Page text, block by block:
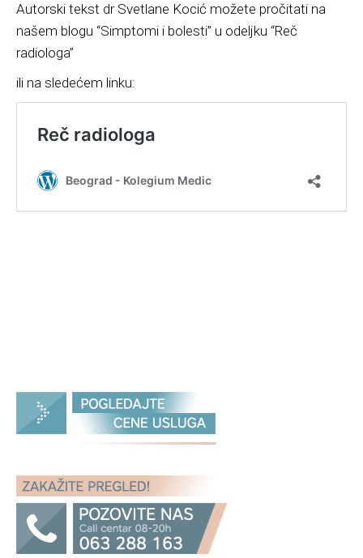
Autorski tekst dr Svetlane Kocić možete pročitati na
našem blogu “Simptomi i bolesti” u odeljku “Reč
radiologa”
ili na sledećem linku: